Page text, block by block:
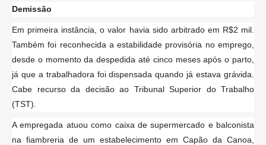
Demissão
Em primeira instância, o valor havia sido arbitrado em R$2 mil.
Também foi reconhecida a estabilidade provisória no emprego,
desde o momento da despedida até cinco meses após o parto,
já que a trabalhadora foi dispensada quando já estava grávida.
Cabe recurso da decisão ao Tribunal Superior do Trabalho
(TST).
A empregada atuou como caixa de supermercado e balconista
na fiambreria de um estabelecimento em Capão da Canoa,